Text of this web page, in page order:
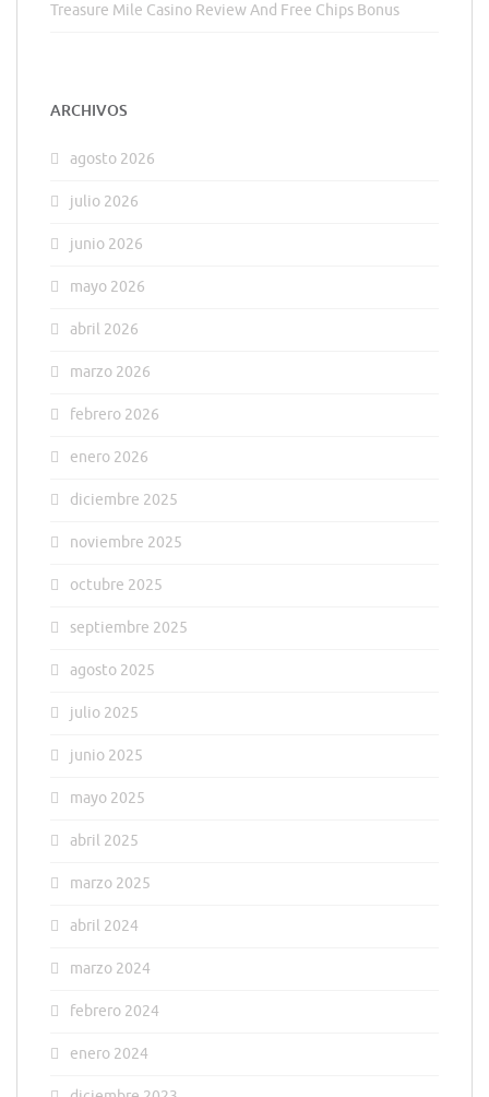
Treasure Mile Casino Review And Free Chips Bonus
ARCHIVOS
agosto 2026
julio 2026
junio 2026
mayo 2026
abril 2026
marzo 2026
febrero 2026
enero 2026
diciembre 2025
noviembre 2025
octubre 2025
septiembre 2025
agosto 2025
julio 2025
junio 2025
mayo 2025
abril 2025
marzo 2025
abril 2024
marzo 2024
febrero 2024
enero 2024